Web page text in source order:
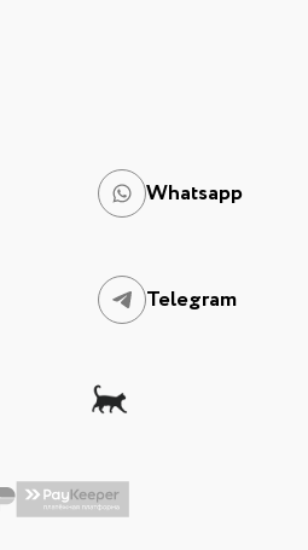
Whatsapp
Telegram